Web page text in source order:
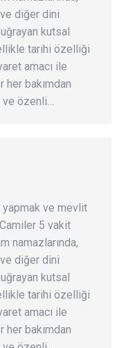
diğer dini
kutsal
tarihi özelliği
amacı ile
her bakımdan
ve özenli…
ve mevlit
5 vakit
namazlarında,
diğer dini
kutsal
tarihi özelliği
amacı ile
her bakımdan